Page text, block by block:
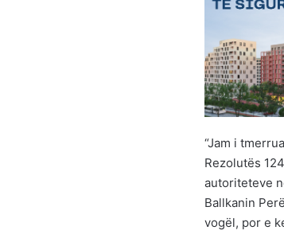
“Jam i
Rezolutës
autoriteteve
Ballkanin
vogël, por e